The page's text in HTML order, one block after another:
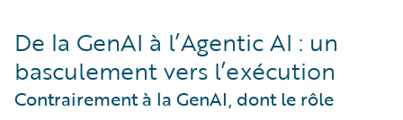
De la GenAI à l’Agentic AI : un
basculement vers l’exécution
Contrairement à la GenAI, dont le rôle